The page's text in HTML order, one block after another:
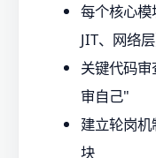
每个核心模
JIT、网络
关键代码
审自己"
建立轮岗
块